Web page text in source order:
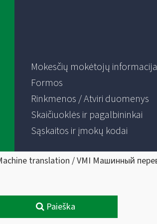
Mokesčių mokėtojų informacija
Formos
Rinkmenos / Atviri duomenys
Skaičiuoklės ir pagalbininkai
Sąskaitos ir įmokų kodai
translation / VMI Машинный
Paieška